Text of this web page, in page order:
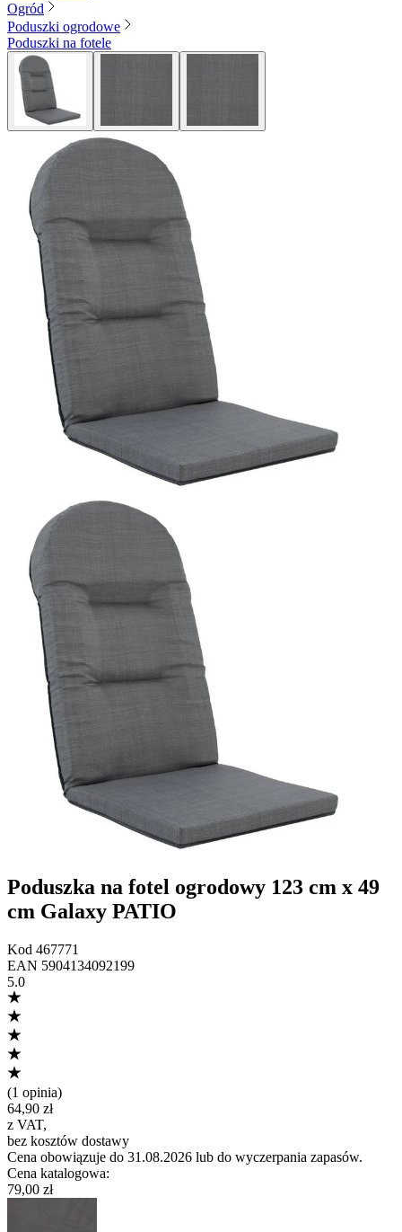
Ogród
Poduszki ogrodowe
Poduszki na fotele
Poduszka na fotel ogrodowy 123 cm x 49
cm Galaxy PATIO
Kod 467771
EAN 5904134092199
5.0
(1 opinia)
64,90 zł
z VAT,
bez kosztów dostawy
Cena obowiązuje do 31.08.2026 lub do wyczerpania zapasów.
Cena katalogowa:
79,00 zł